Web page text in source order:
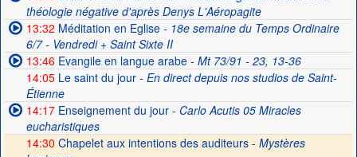
théologie négative d'après Denys L'Aéropagite
13:32 Méditation en Eglise- 18e semaine du Temps Ordinaire
6/7 - Vendredi + Saint Sixte II
13:46Evangile en langue arabe- Mt 73/91 - 23, 13-36
14:05Le saint du jour- En direct depuis nos studios de Saint-
Étienne
14:17Enseignement du jour- Carlo Acutis 05 Miracles
eucharistiques
14:30 Chapelet aux intentions des auditeurs - Mystères